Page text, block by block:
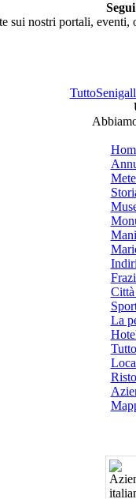
sui nostri portali,
Città
La